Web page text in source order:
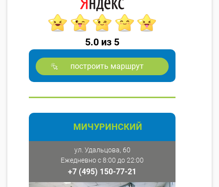
5.0 из 5
построить маршрут
МИЧУРИНСКИЙ
ул. Удальцова, 60
Ежедневно с 8:00 до 22:00
+7 (495) 150-77-21